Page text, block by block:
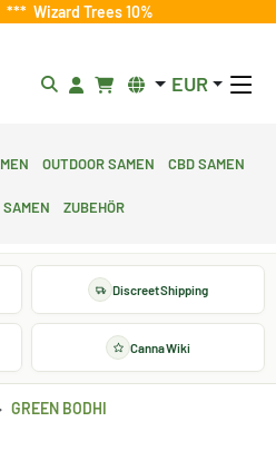
*** Wizard Trees 10%
EUR
Outdoor Samen CBD Samen
Zubehör
Discreet Shipping
Canna Wiki
GREEN BODHI